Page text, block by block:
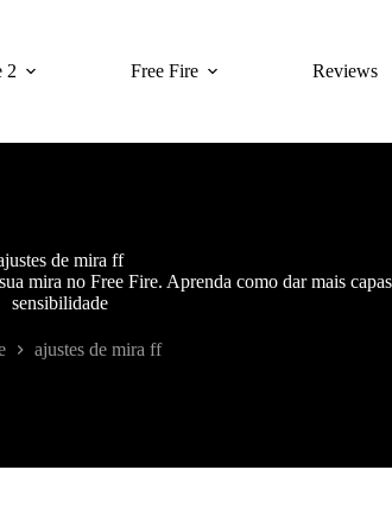
2 Free Fire Reviews
de mira ff
mira no Free Fire. Aprenda como dar mais
sensibilidade
ajustes de mira ff